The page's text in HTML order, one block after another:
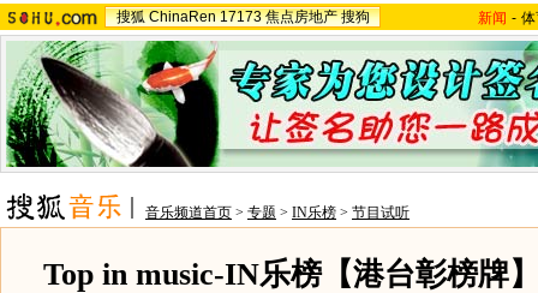
搜狐 ChinaRen 17173 焦点房地产 搜狗 新闻 -
音乐频道首页 > 专题 > IN乐榜 > 节目试听
Top in music-IN乐榜【港台彰榜牌